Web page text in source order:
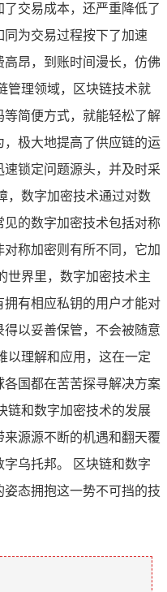
交易成本，还严重降低了
为交易过程按下了加速
昂，到账时间漫长，仿佛
管理领域，区块链技术就
简便方式，就能轻松了解
极大地提高了供应链的运
锁定问题源头，并及时采
，数字加密技术通过对数
的数字加密技术包括对称
称加密则有所不同，它加
世界里，数字加密技术主
有相应私钥的用户才能对
以妥善保管，不会被随意
以理解和应用，这在一定
国都在苦苦探寻解决方案
链和数字加密技术的发展
源源不断的机遇和翻天覆
乌托邦。 区块链和数字
态拥抱这一势不可挡的技